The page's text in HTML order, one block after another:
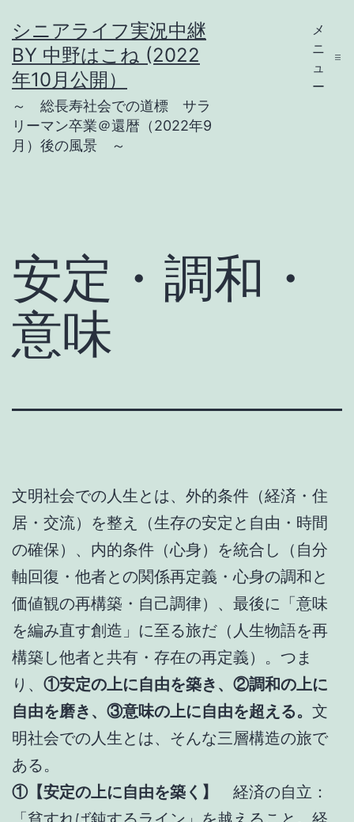
ン
テ
ン
へ
シニアライフ実況中継
BY 中野はこね (2022
年10月公開）
～ 総長寿社会での道標 サラ
リーマン卒業＠還暦（2022年9
月）後の風景 ～
メ
ニ
ュ
ー
安定・調和・
意味
文明社会での人生とは、外的条件（経済・住
居・交流）を整え（生存の安定と自由・時間
の確保）、内的条件（心身）を統合し（自分
軸回復・他者との関係再定義・心身の調和と
価値観の再構築・自己調律）、最後に「意味
を編み直す創造」に至る旅だ（人生物語を再
構築し他者と共有・存在の再定義）。つま
り、 ①安定の上に自由を築き、②調和の上に
自由を磨き、③意味の上に自由を超える。 文
明社会での人生とは、そんな三層構造の旅で
ある。
①【安定の上に自由を築く】
経済の自立：
「貧すれば鈍するライン」を越えること。経